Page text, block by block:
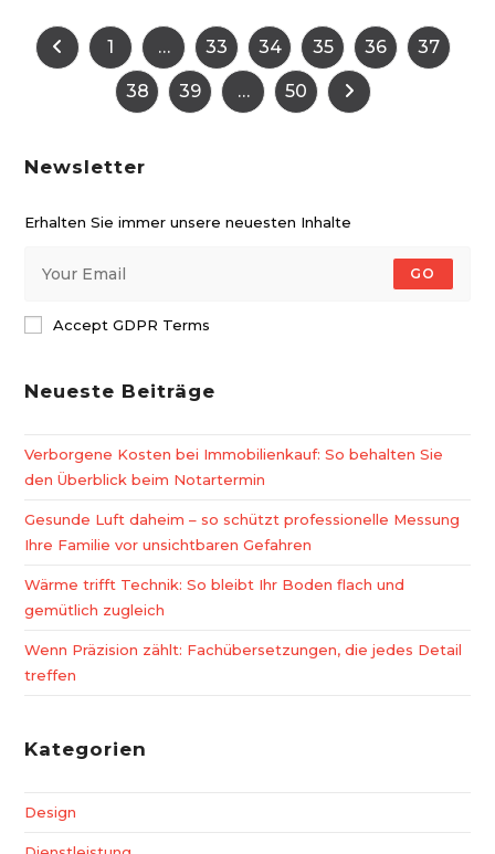
Zur vorherigen Seite
1 … 33 34 35 36 37
38 39 … 50 Zur nächsten Seite
Newsletter
Erhalten Sie immer unsere neuesten Inhalte
GO
Accept GDPR Terms
Neueste Beiträge
Verborgene Kosten bei Immobilienkauf: So behalten Sie
den Überblick beim Notartermin
Gesunde Luft daheim – so schützt professionelle Messung
Ihre Familie vor unsichtbaren Gefahren
Wärme trifft Technik: So bleibt Ihr Boden flach und
gemütlich zugleich
Wenn Präzision zählt: Fachübersetzungen, die jedes Detail
treffen
Kategorien
Design